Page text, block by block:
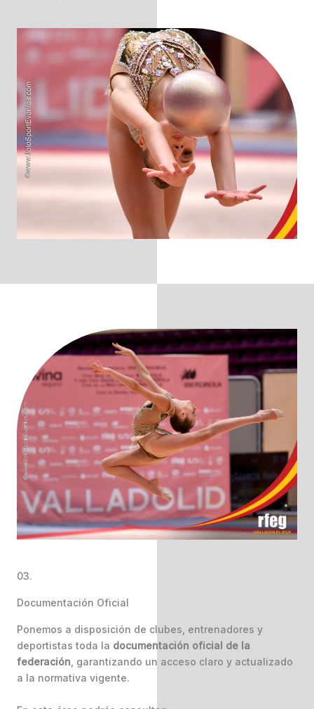
03.
Documentación Oficial
Ponemos a disposición de clubes, entrenadores y
deportistas toda la documentación oficial de la
federación , garantizando un acceso claro y actualizado
a la normativa vigente.